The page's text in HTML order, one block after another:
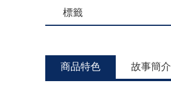
標籤
商品特色 故事簡介